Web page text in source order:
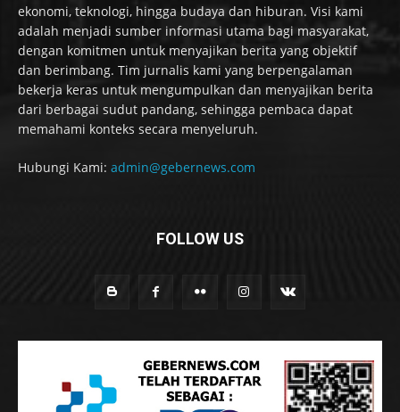
ekonomi, teknologi, hingga budaya dan hiburan. Visi kami
adalah menjadi sumber informasi utama bagi masyarakat,
dengan komitmen untuk menyajikan berita yang objektif
dan berimbang. Tim jurnalis kami yang berpengalaman
bekerja keras untuk mengumpulkan dan menyajikan berita
dari berbagai sudut pandang, sehingga pembaca dapat
memahami konteks secara menyeluruh.
Hubungi Kami: admin@gebernews.com
FOLLOW US